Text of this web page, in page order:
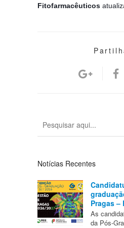
Fitofarmacêuticos
Notícias Recentes
Pragas –
As
da Pós-